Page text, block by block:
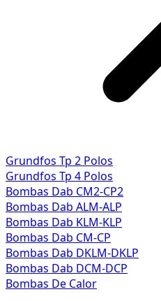
Grundfos Tp 2 Polos
Grundfos Tp 4 Polos
Bombas Dab CM2-CP2
Bombas Dab ALM-ALP
Bombas Dab KLM-KLP
Bombas Dab CM-CP
Bombas Dab DKLM-DKLP
Bombas Dab DCM-DCP
Bombas De Calor